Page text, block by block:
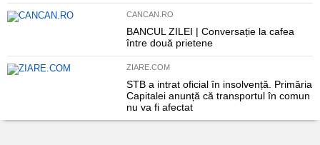
CANCAN.RO
BANCUL ZILEI | Conversație la cafea
între două prietene
ZIARE.COM
STB a intrat oficial în insolvență. Primăria
Capitalei anunță că transportul în comun
nu va fi afectat